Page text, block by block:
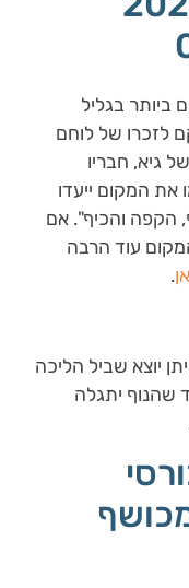
ביותר בגליל
לזכרו של לוחם
גיא, חבריו
את המקום ייעדו
הקפה והכיף". אם
עוד הרבה
.
יוצא שביל הליכה
עד שהנוף יתגלה